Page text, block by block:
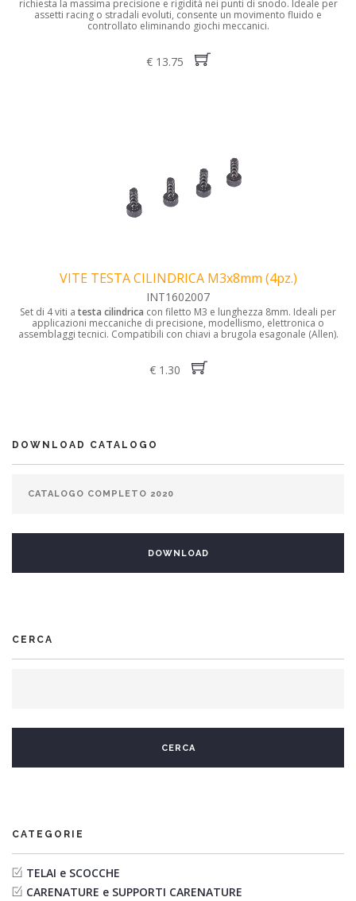
richiesta la massima precisione e rigidità nei punti di snodo. Ideale per
assetti racing o stradali evoluti, consente un movimento fluido e
controllato eliminando giochi meccanici.
€ 13.75
VITE TESTA CILINDRICA M3x8mm (4pz.)
INT1602007
Set di 4 viti a testa cilindrica con filetto M3 e lunghezza 8mm. Ideali per
applicazioni meccaniche di precisione, modellismo, elettronica o
assemblaggi tecnici. Compatibili con chiavi a brugola esagonale (Allen).
€ 1.30
DOWNLOAD CATALOGO
CERCA
CATEGORIE
TELAI e SCOCCHE
CARENATURE e SUPPORTI CARENATURE